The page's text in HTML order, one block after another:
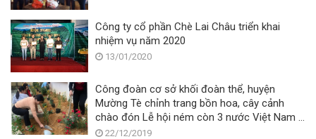
Công ty cổ phần Chè Lai Châu triển khai
nhiệm vụ năm 2020
13/01/2020
Công đoàn cơ sở khối đoàn thể, huyện
Mường Tè chỉnh trang bồn hoa, cây cảnh
chào đón Lễ hội ném còn 3 nước Việt Nam –
Lào – Trung Quốc
22/12/2019